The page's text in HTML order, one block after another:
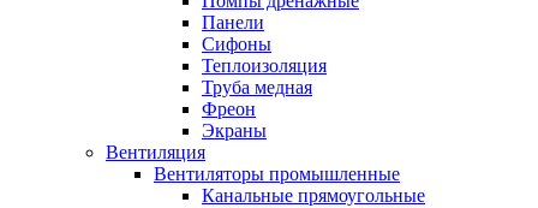
Панели
Сифоны
Теплоизоляция
Труба медная
Фреон
Экраны
Вентиляция
Вентиляторы промышленные
Канальные прямоугольные